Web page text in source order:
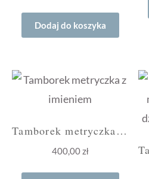
Dodaj do koszyka
Tamborek metryczka z imieniem
400,00zł